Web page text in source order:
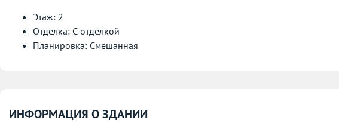
Этаж: 2
Отделка: С отделкой
Планировка: Смешанная
ИНФОРМАЦИЯ О ЗДАНИИ